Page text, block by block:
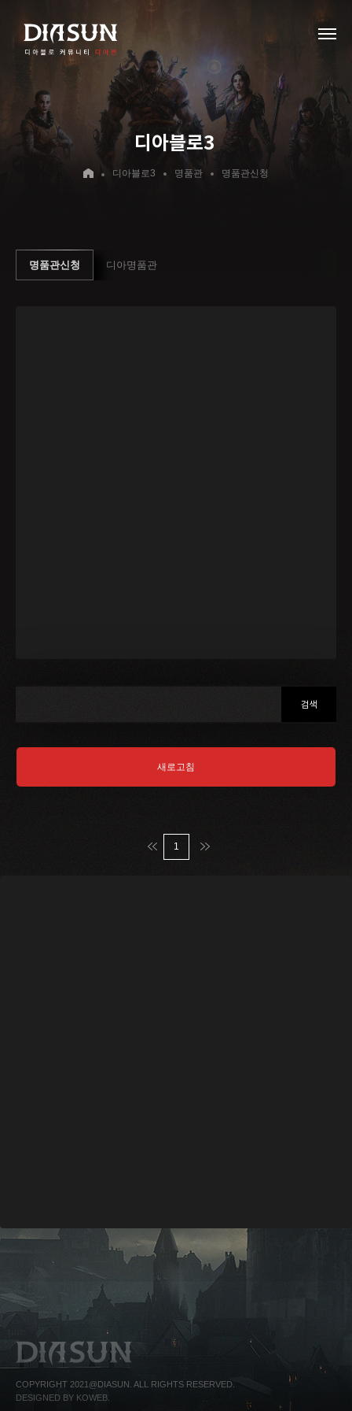
디아블로3
디아블로3 명품관 명품관신청
명품관신청 디아명품관
새로고침
맨처음
1
COPYRIGHT 2021@DIASUN. ALL RIGHTS RESERVED.
DESIGNED BY KOWEB.